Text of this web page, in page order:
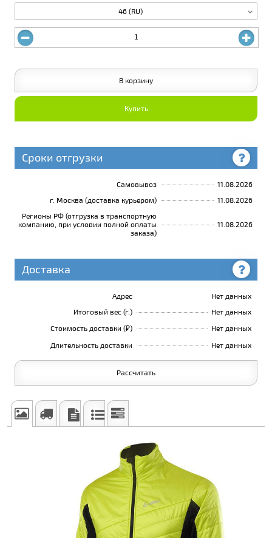
46 (RU)
В корзину
Купить
Сроки отгрузки
Самовывоз
11.08.2026
г. Москва (доставка курьером)
11.08.2026
Регионы РФ (отгрузка в транспортную
компанию, при условии полной оплаты
заказа)
11.08.2026
Доставка
Адрес
Нет данных
Итоговый вес (г.)
Нет данных
Стоимость доставки (₽)
Нет данных
Длительность доставки
Нет данных
Рассчитать